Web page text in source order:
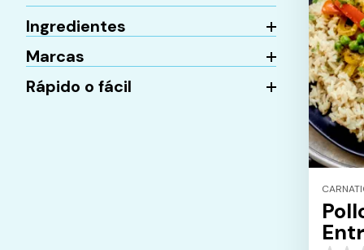
Ingredientes
Marcas
Rápido o fácil